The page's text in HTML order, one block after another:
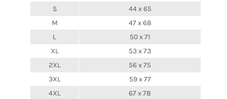
S
44 x 65
M
47 x 68
L
50 x 71
XL
53 x 73
2XL
56 x 75
3XL
59 x 77
4XL
67 x 78